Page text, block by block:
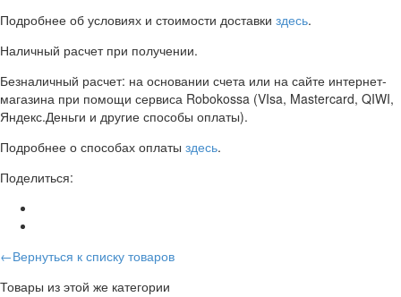
Подробнее об условиях и стоимости доставки здесь.
Наличный расчет при получении.
Безналичный расчет: на основании счета или на сайте интернет-
магазина при помощи сервиса Robokossa (VIsa, Mastercard, QIWI,
Яндекс.Деньги и другие способы оплаты).
Подробнее о способах оплаты здесь.
Поделиться:
←Вернуться к списку товаров
Товары из этой же категории